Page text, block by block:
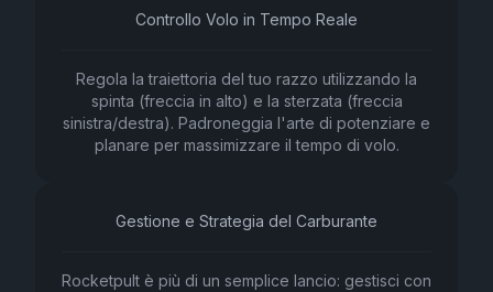
Controllo Volo in Tempo Reale
Regola la traiettoria del tuo razzo utilizzando la
spinta (freccia in alto) e la sterzata (freccia
sinistra/destra). Padroneggia l'arte di potenziare e
planare per massimizzare il tempo di volo.
Gestione e Strategia del Carburante
Rocketpult è più di un semplice lancio: gestisci con